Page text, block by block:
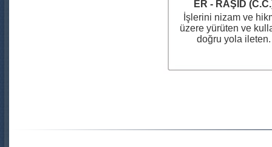
ER - RAŞÎD
İşlerini nizam ve
üzere yürüten ve
doğru yola ileten.